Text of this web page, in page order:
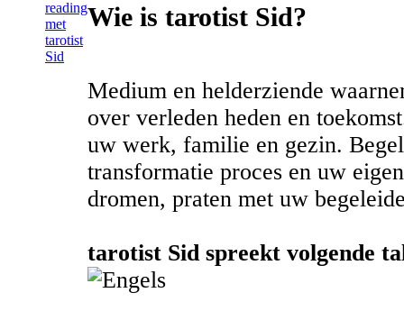
Wie is tarotist Sid?
Medium en helderziende
over verleden heden en
uw werk, familie en gezin.
transformatie proces en uw
dromen, praten met uw
tarotist Sid spreekt volgende